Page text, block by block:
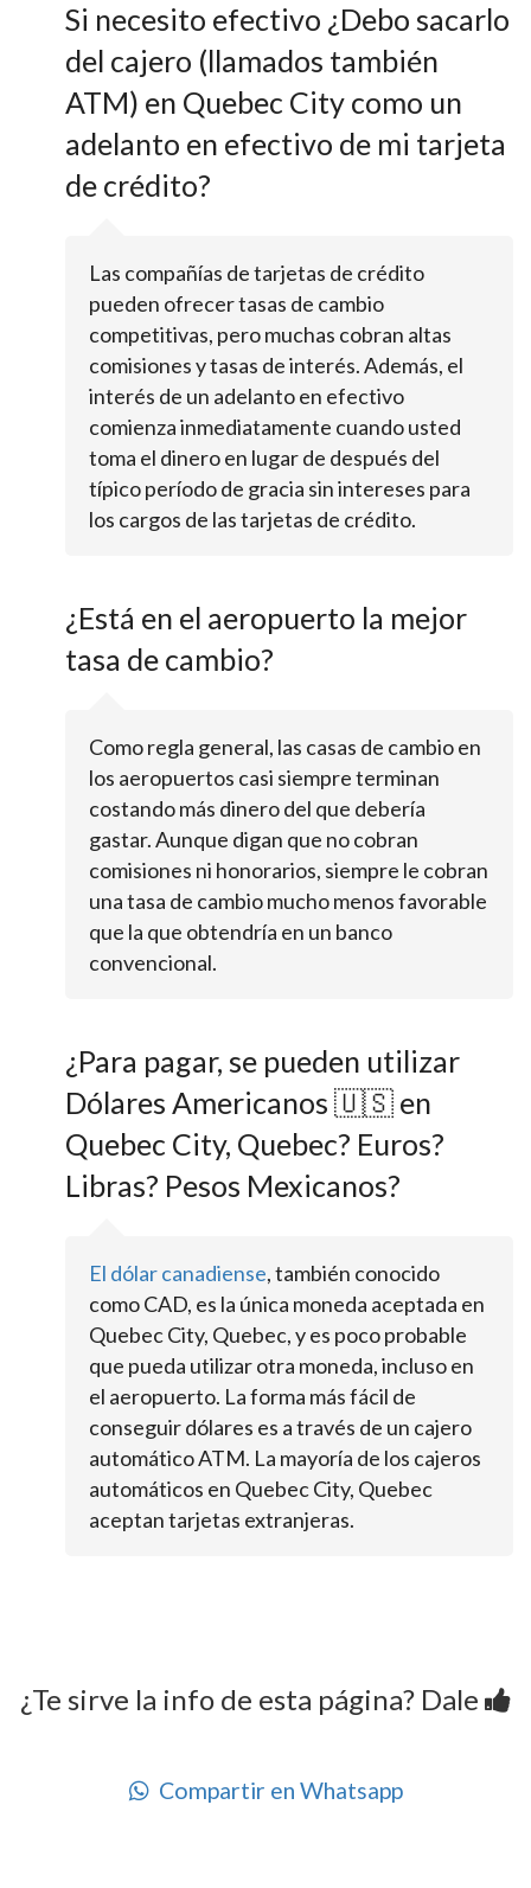
Si necesito efectivo ¿Debo sacarlo
del cajero (llamados también
ATM) en Quebec City como un
adelanto en efectivo de mi tarjeta
de crédito?
Las compañías de tarjetas de crédito
pueden ofrecer tasas de cambio
competitivas, pero muchas cobran altas
comisiones y tasas de interés. Además, el
interés de un adelanto en efectivo
comienza inmediatamente cuando usted
toma el dinero en lugar de después del
típico período de gracia sin intereses para
los cargos de las tarjetas de crédito.
¿Está en el aeropuerto la mejor
tasa de cambio?
Como regla general, las casas de cambio en
los aeropuertos casi siempre terminan
costando más dinero del que debería
gastar. Aunque digan que no cobran
comisiones ni honorarios, siempre le cobran
una tasa de cambio mucho menos favorable
que la que obtendría en un banco
convencional.
¿Para pagar, se pueden utilizar
Dólares Americanos 🇺🇸 en
Quebec City, Quebec? Euros?
Libras? Pesos Mexicanos?
El dólar canadiense, también conocido
como CAD, es la única moneda aceptada en
Quebec City, Quebec, y es poco probable
que pueda utilizar otra moneda, incluso en
el aeropuerto. La forma más fácil de
conseguir dólares es a través de un cajero
automático ATM. La mayoría de los cajeros
automáticos en Quebec City, Quebec
aceptan tarjetas extranjeras.
¿Te sirve la info de esta página? Dale
Compartir en Whatsapp